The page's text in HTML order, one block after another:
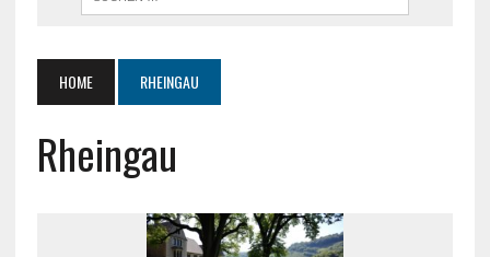
HOME RHEINGAU
Rheingau